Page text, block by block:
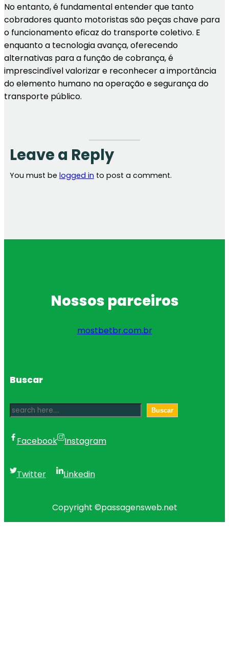
No entanto, é fundamental entender que tanto
cobradores quanto motoristas são peças chave para
o funcionamento eficaz do transporte coletivo. E
enquanto a tecnologia avança, oferecendo
alternativas para a função de cobrança, é
imprescindível valorizar e reconhecer a importância
do elemento humano na operação e segurança do
transporte público.
Leave a Reply
You must be logged in to post a comment.
Nossos parceiros
mostbetbr.com.br
Buscar
S
a
h
Buscar
Facebook Instagram
Twitter Linkedin
Copyright ©passagensweb.net